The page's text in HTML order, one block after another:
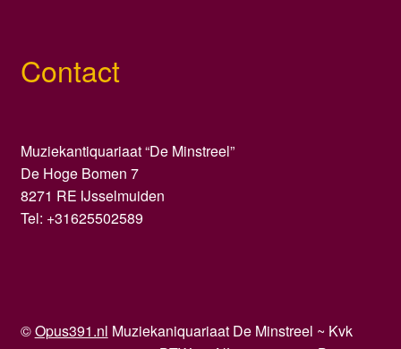
Contact
Muziekantiquariaat “De Minstreel”
De Hoge Bomen 7
8271 RE IJsselmuiden
Tel: +31625502589
©Opus391.nl Muziekaniquariaat De Minstreel ~ Kvk